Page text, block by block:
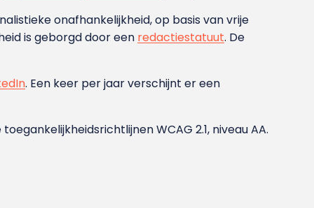
onafhankelijkheid, op basis van vrije
is geborgd door een redactiestatuut. De
. Een keer per jaar verschijnt er een
WCAG 2.1, niveau AA.